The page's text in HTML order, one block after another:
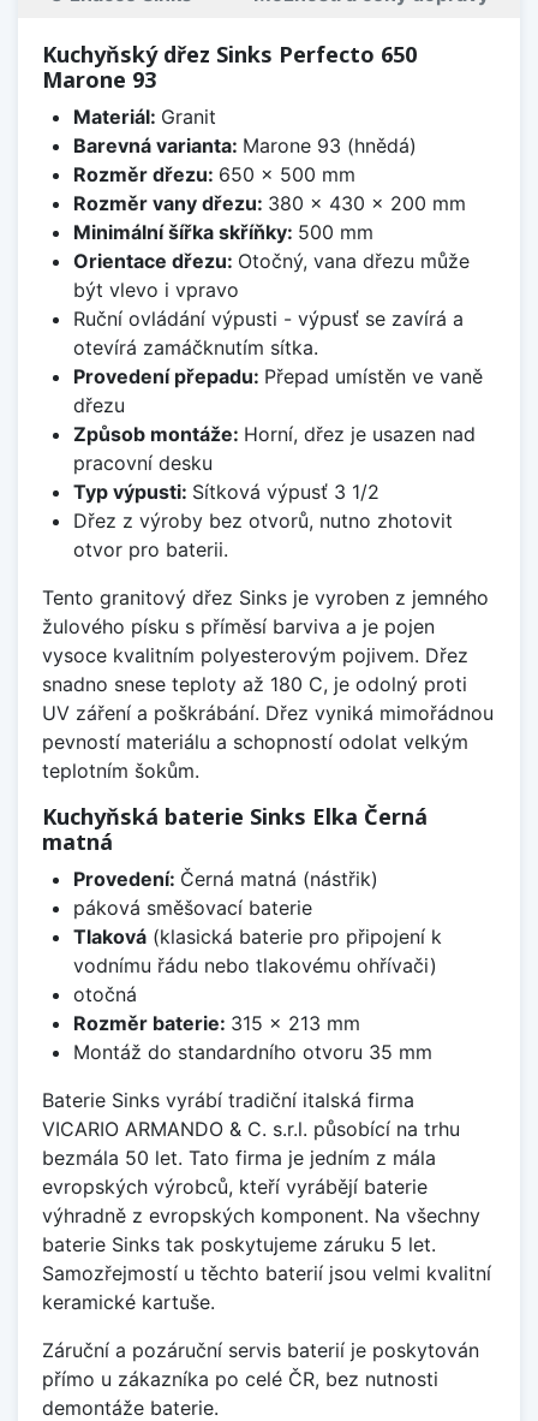
Kuchyňský dřez Sinks Perfecto 650
Marone 93
Materiál: Granit
Barevná varianta: Marone 93 (hnědá)
Rozměr dřezu: 650 x 500 mm
Rozměr vany dřezu: 380 x 430 x 200 mm
Minimální šířka skříňky: 500 mm
Orientace dřezu: Otočný, vana dřezu může
být vlevo i vpravo
Ruční ovládání výpusti - výpusť se zavírá a
otevírá zamáčknutím sítka.
Provedení přepadu: Přepad umístěn ve vaně
dřezu
Způsob montáže: Horní, dřez je usazen nad
pracovní desku
Typ výpusti: Sítková výpusť 3 1/2
Dřez z výroby bez otvorů, nutno zhotovit
otvor pro baterii.
Tento granitový dřez Sinks je vyroben z jemného
žulového písku s příměsí barviva a je pojen
vysoce kvalitním polyesterovým pojivem. Dřez
snadno snese teploty až 180 C, je odolný proti
UV záření a poškrábání. Dřez vyniká mimořádnou
pevností materiálu a schopností odolat velkým
teplotním šokům.
Kuchyňská baterie Sinks Elka Černá
matná
Provedení: Černá matná (nástřik)
páková směšovací baterie
Tlaková(klasická baterie pro připojení k
vodnímu řádu nebo tlakovému ohřívači)
otočná
Rozměr baterie: 315 x 213 mm
Montáž do standardního otvoru 35 mm
Baterie Sinks vyrábí tradiční italská firma
VICARIO ARMANDO & C. s.r.l. působící na trhu
bezmála 50 let. Tato firma je jedním z mála
evropských výrobců, kteří vyrábějí baterie
výhradně z evropských komponent. Na všechny
baterie Sinks tak poskytujeme záruku 5 let.
Samozřejmostí u těchto baterií jsou velmi kvalitní
keramické kartuše.
Záruční a pozáruční servis baterií je poskytován
přímo u zákazníka po celé ČR, bez nutnosti
demontáže baterie.